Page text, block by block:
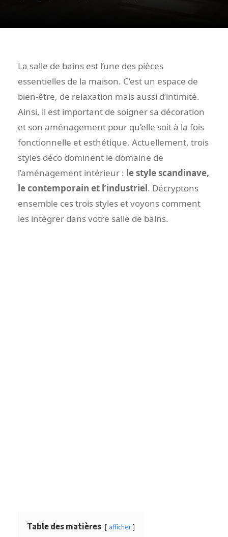
La salle de bains est l’une des pièces
essentielles de la maison. C’est un espace de
bien-être, de relaxation mais aussi d’intimité.
Ainsi, il est important de soigner sa décoration
et son aménagement pour qu’elle soit à la fois
fonctionnelle et esthétique. Actuellement, trois
styles déco dominent le domaine de
l’aménagement intérieur : le style scandinave,
le contemporain et l’industriel. Décryptons
ensemble ces trois styles et voyons comment
les intégrer dans votre salle de bains.
Table des matières afficher